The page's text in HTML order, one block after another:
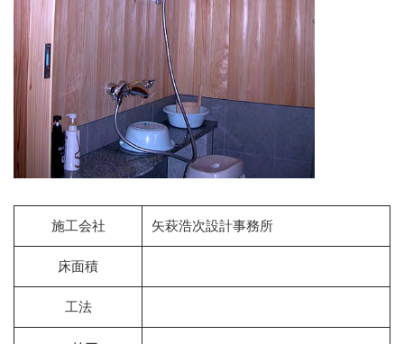
施工会社 矢萩浩次設計事務所
床面積
工法